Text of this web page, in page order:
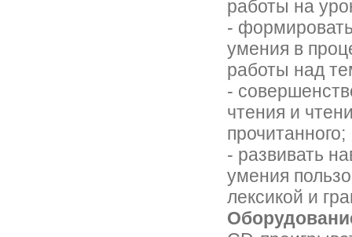
работы на
-
умения в
работы над
-
чтения и
прочитанного;
- развивать
умения
лексикой и